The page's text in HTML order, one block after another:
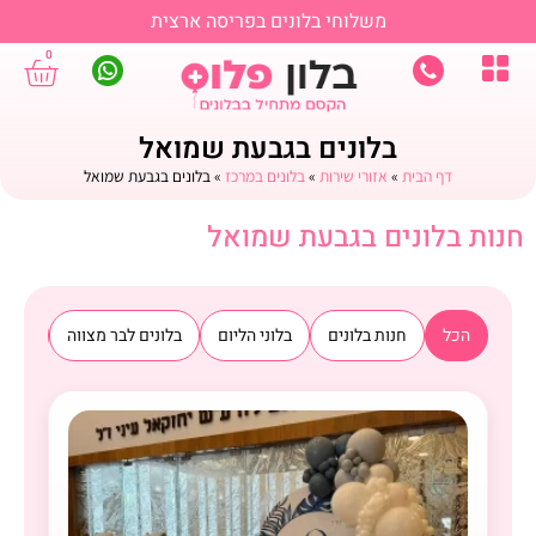
משלוחי בלונים בפריסה ארצית
0
בלונים בגבעת שמואל
דף הבית » אזורי שירות »בלונים במרכז »בלונים בגבעת שמואל
חנות בלונים בגבעת שמואל
הכל חנות בלונים בלוני הליום בלונים לבר מצווה